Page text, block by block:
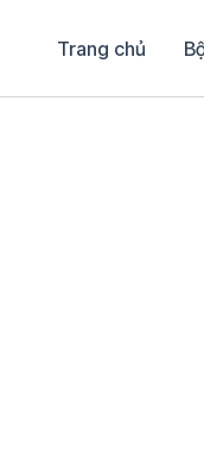
Trang chủ